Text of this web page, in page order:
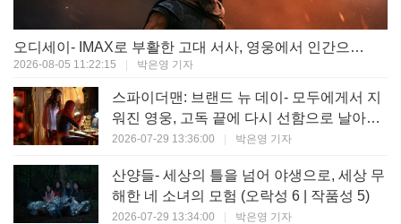
오디세이- IMAX로 부활한 고대 서사, 영웅에서 인간으로의 귀환 (오락성 9 | 작품성 9)
2026-08-05 11:22:15 박은영 기자
스파이더맨: 브랜드 뉴 데이- 모두에게서 지
워진 영웅, 고독 끝에 다시 선함으로 날아오
르다 (오락성 8 | 작품성 8)
2026-07-29 13:36:00 박은영 기자
산양들- 세상의 틀을 넘어 야생으로, 세상 무
해한 네 소녀의 모험 (오락성 6 | 작품성 5)
2026-07-29 13:34:00 박은영 기자